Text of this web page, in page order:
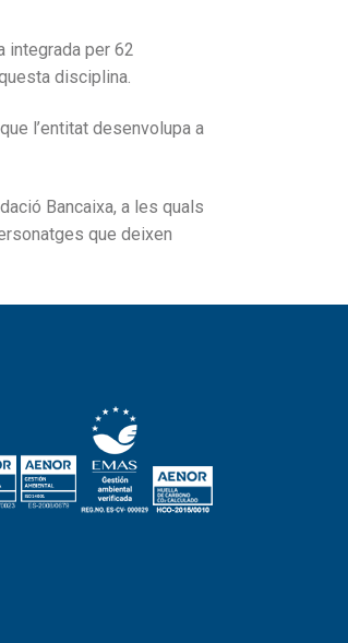
integrada per 62
disciplina.
l’entitat desenvolupa a
Bancaixa, a les quals
que deixen